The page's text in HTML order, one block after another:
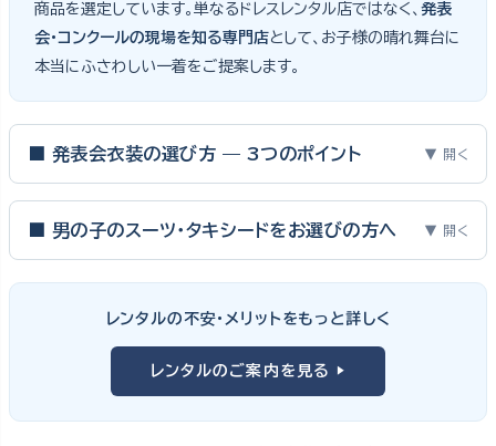
商品を選定しています。単なるドレスレンタル店ではなく、 発表
会・コンクールの現場を知る専門店として、お子様の晴れ舞台に
本当にふさわしい一着をご提案します。
■ 発表会衣装の選び方 — 3つのポイント ▼ 開く
ピアノ発表会・バイオリン発表会・コンクールの舞台は、お子様にと
って特別な一日。元ピアノ教師としての経験から、衣装選びで大切
① サイズは"ジャストフィット"を選ぶ
舞台上で最も美しく見えるのは、お子様の体にきちんと合ったサ
イズのドレス・スーツです。「大きめを買って長く着せたい」という
■ 男の子のスーツ・タキシードをお選びの方へ ▼ 開く
向け、スリーピーススーツやベストスタイルは合唱・アンサンブル向
けと、シーンで使い分けるのがおすすめです。詳しくは
ツ・タキシード一覧
レンタルの不安・メリットをもっと詳しく
レンタルのご案内を見る ▶